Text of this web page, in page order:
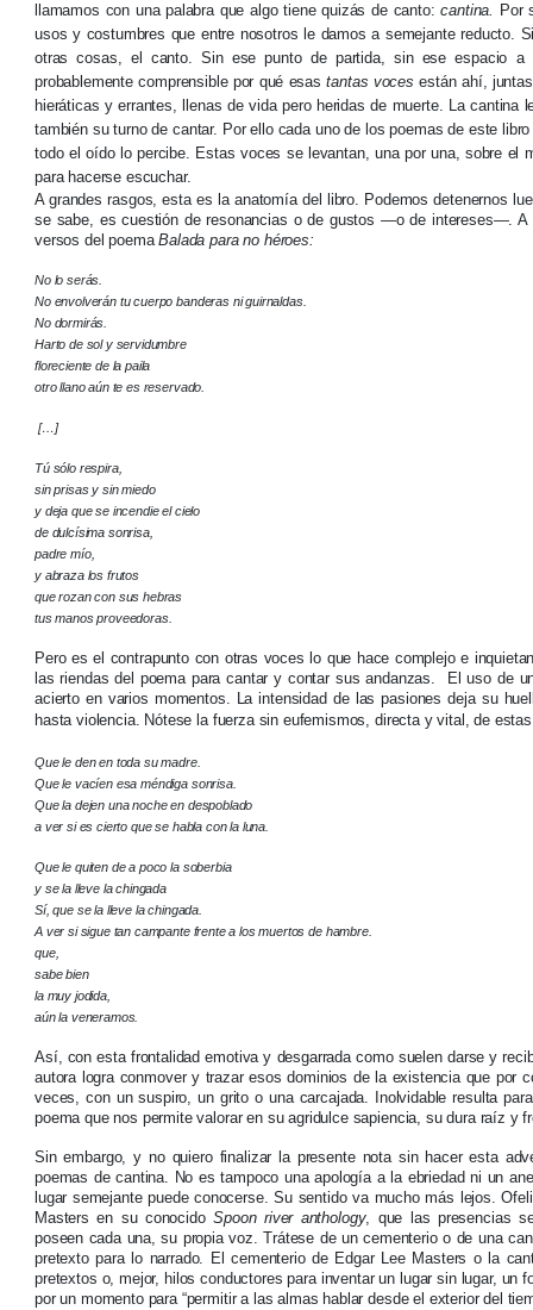
llamamos con una palabra que algo tiene quizás de canto:cantina. Por
usos y costumbres que entre nosotros le damos a semejante reducto.
otras cosas, el canto. Sin ese punto de partida, sin ese espacio
probablemente comprensible por qué esastantas vocesestán ahí,
hieráticas y errantes, llenas de vida pero heridas de muerte. La cantina
también su turno de cantar. Por ello cada uno de los poemas de este
todo el oído lo percibe. Estas voces se levantan, una por una, sobre el
para hacerse escuchar.
A grandes rasgos, esta es la anatomía del libro. Podemos detenernos
se sabe, es cuestión de resonancias o de gustos —o de intereses—.
versos del poemaBalada para no héroes:
No lo serás.
No envolverán tu cuerpo banderas ni guirnaldas.
No dormirás.
Harto de sol y servidumbre
floreciente de la paila
otro llano aún te es reservado.
[…]
Tú sólo respira,
sin prisas y sin miedo
y deja que se incendie el cielo
de dulcísima sonrisa,
padre mío,
y abraza los frutos
que rozan con sus hebras
tus manos proveedoras.
Pero es el contrapunto con otras voces lo que hace complejo e
las riendas del poema para cantar y contar sus andanzas. El uso de
acierto en varios momentos. La intensidad de las pasiones deja su
hasta violencia. Nótese la fuerza sin eufemismos, directa y vital, de
Que le den en toda su madre.
Que le vacíen esa méndiga sonrisa.
Que la dejen una noche en despoblado
a ver si es cierto que se habla con la luna.
Que le quiten de a poco la soberbia
y se la lleve la chingada
Sí, que se la lleve la chingada.
A ver si sigue tan campante frente a los muertos de hambre.
que,
sabe bien
la muy jodida,
aún la veneramos.
Así, con esta frontalidad emotiva y desgarrada como suelen darse y
autora logra conmover y trazar esos dominios de la existencia que por
veces, con un suspiro, un grito o una carcajada. Inolvidable resulta
poema que nos permite valorar en su agridulce sapiencia, su dura raíz y
Sin embargo, y no quiero finalizar la presente nota sin hacer esta
poemas de cantina. No es tampoco una apología a la ebriedad ni un
lugar semejante puede conocerse. Su sentido va mucho más lejos.
Masters en su conocidoSpoon river anthology, que las presencias
poseen cada una, su propia voz. Trátese de un cementerio o de una
pretexto para lo narrado. El cementerio de Edgar Lee Masters o la
pretextos o, mejor, hilos conductores para inventar un lugar sin lugar, un
por un momento para “permitir a las almas hablar desde el exterior del